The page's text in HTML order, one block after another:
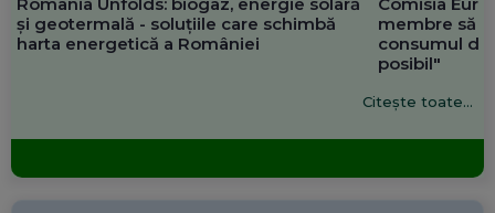
Romania Unfolds: biogaz, energie solară
și geotermală - soluțiile care schimbă
harta energetică a României
Comisia
membre să
consumul de
posibil"
Citește toate...